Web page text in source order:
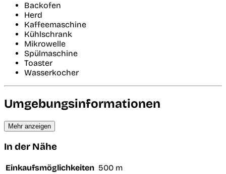
Backofen
Herd
Kaffeemaschine
Kühlschrank
Mikrowelle
Spülmaschine
Toaster
Wasserkocher
Umgebungsinformationen
Mehr anzeigen
In der Nähe
Einkaufsmöglichkeiten 500 m